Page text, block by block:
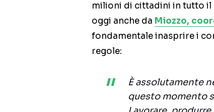
milioni di cittadini in tutto il
oggi anche da Miozzo,
fondamentale inasprire i
regole:
È assolutamente
questo momento